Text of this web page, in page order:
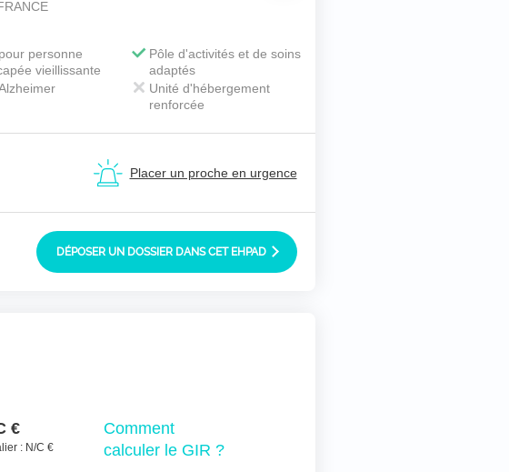
personne
vieillissante
Pôle d'activités et de soins
adaptés
Unité d'hébergement
renforcée
Placer un proche en urgence
DÉPOSER UN DOSSIER DANS CET EHPAD
€
: N/C €
Comment
calculer le GIR ?